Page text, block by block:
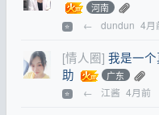
河南
⭐ ← dundun 4月
[情人圈] 我是一
助
广东
⭐ ← 江酱 4月前